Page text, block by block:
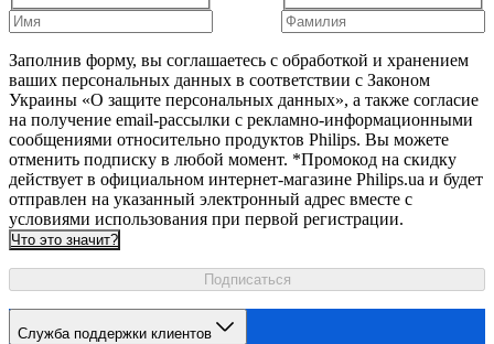
Заполнив форму, вы соглашаетесь с обработкой и хранением
ваших персональных данных в соответствии с Законом
Украины «О защите персональных данных», а также согласие
на получение email-рассылки с рекламно-информационными
сообщениями относительно продуктов Philips. Вы можете
отменить подписку в любой момент. *Промокод на скидку
действует в официальном интернет-магазине Philips.ua и будет
отправлен на указанный электронный адрес вместе с
условиями использования при первой регистрации.
Что это значит?
Подписаться
Служба поддержки клиентов